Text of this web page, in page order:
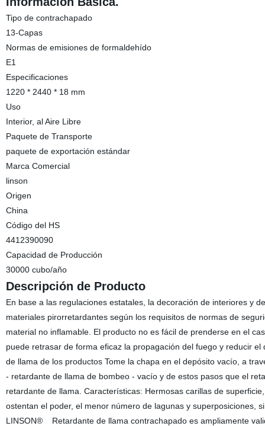
Tipo de contrachapado
13-Capas
Normas de emisiones de formaldehído
E1
Especificaciones
1220 * 2440 * 18 mm
Uso
Interior, al Aire Libre
Paquete de Transporte
paquete de exportación estándar
Marca Comercial
linson
Origen
China
Código del HS
4412390090
Capacidad de Producción
30000 cubo/año
Descripción de Producto
En base a las regulaciones estatales, la decoración de interiores y
materiales pirorretardantes según los requisitos de normas de
material no inflamable. El producto no es fácil de prenderse en el
puede retrasar de forma eficaz la propagación del fuego y reducir
de llama de los productos Tome la chapa en el depósito vacío, a
- retardante de llama de bombeo - vacío y de estos pasos que el
retardante de llama. Características: Hermosas carillas de
ostentan el poder, el menor número de lagunas y superposiciones,
LINSON® Retardante de llama contrachapado es ampliamente